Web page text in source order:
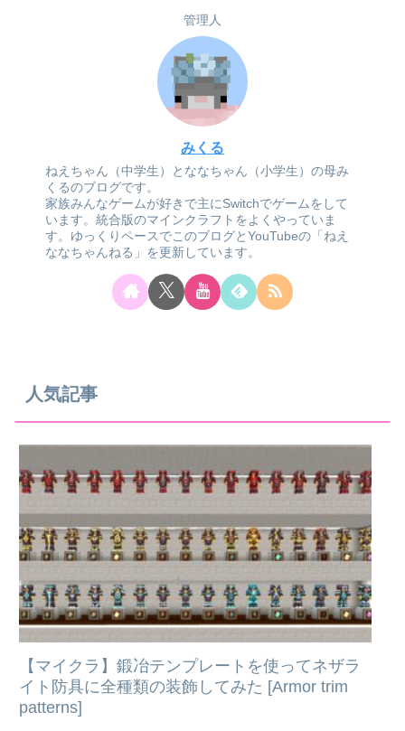
管理人
みくる
ねえちゃん（中学生）とななちゃん（小学生）の母み
くるのブログです。
家族みんなゲームが好きで主にSwitchでゲームをして
います。統合版のマインクラフトをよくやっていま
す。ゆっくりペースでこのブログとYouTubeの「ねえ
ななちゃんねる」を更新しています。
人気記事
【マイクラ】鍛冶テンプレートを使ってネザラ
イト防具に全種類の装飾してみた [Armor trim
patterns]